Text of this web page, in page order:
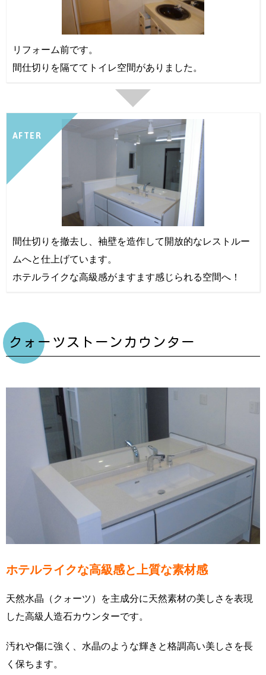
リフォーム前です。
間仕切りを隔ててトイレ空間がありました。
AFTER
間仕切りを撤去し、袖壁を造作して開放的なレストルー
ムへと仕上げています。
ホテルライクな高級感がますます感じられる空間へ！
クォーツストーンカウンター
ホテルライクな高級感と上質な素材感
天然水晶（クォーツ）を主成分に天然素材の美しさを表現
した高級人造石カウンターです。
汚れや傷に強く、水晶のような輝きと格調高い美しさを長
く保ちます。